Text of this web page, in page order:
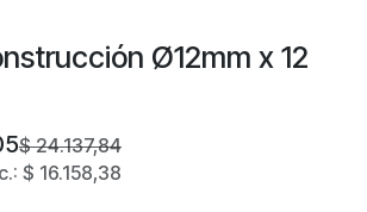
Ø12mm x 12
$24.137,84
$ 16.158,38